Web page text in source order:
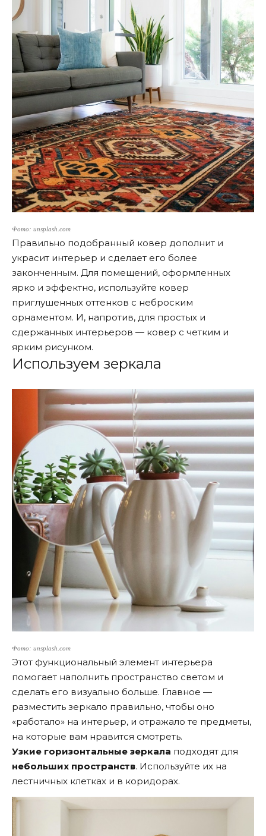
Фото: unsplash.com
Правильно подобранный ковер дополнит и
украсит интерьер и сделает его более
законченным. Для помещений, оформленных
ярко и эффектно, используйте ковер
приглушенных оттенков с неброским
орнаментом. И, напротив, для простых и
сдержанных интерьеров — ковер с четким и
ярким рисунком.
Используем зеркала
Фото: unsplash.com
Этот функциональный элемент интерьера
помогает наполнить пространство светом и
сделать его визуально больше. Главное —
разместить зеркало правильно, чтобы оно
«работало» на интерьер, и отражало те предметы,
на которые вам нравится смотреть.
Узкие горизонтальные зеркала подходят для
небольших пространств. Используйте их на
лестничных клетках и в коридорах.